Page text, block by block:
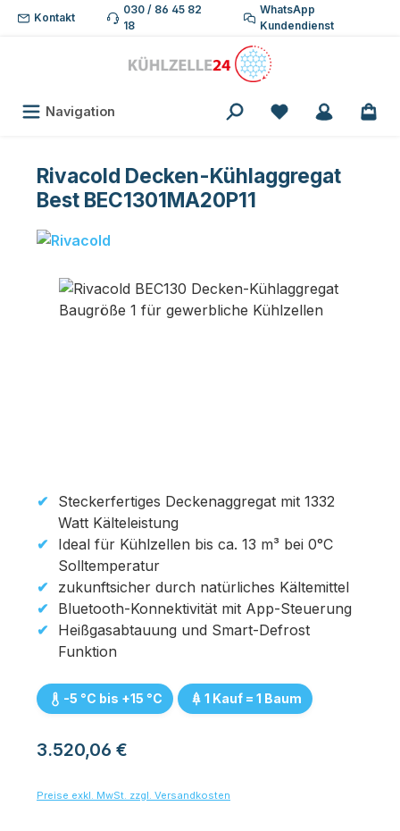
Zum Hauptinhalt springen
Kontakt
030 / 86 45 82
18
WhatsApp
Kundendienst
Navigation Du hast 0
Rivacold Decken-Kühlaggregat
Best BEC1301MA20P11
Bildergalerie überspringen
Steckerfertiges Deckenaggregat mit 1332
Watt Kälteleistung
Ideal für Kühlzellen bis ca. 13 m³ bei 0°C
Solltemperatur
zukunftsicher durch natürliches Kältemittel
Bluetooth-Konnektivität mit App-Steuerung
Heißgasabtauung und Smart-Defrost
Funktion
-5 °C bis +15 °C 1 Kauf = 1 Baum
Regulärer Preis:
3.520,06 €
Preise exkl. MwSt. zzgl. Versandkosten